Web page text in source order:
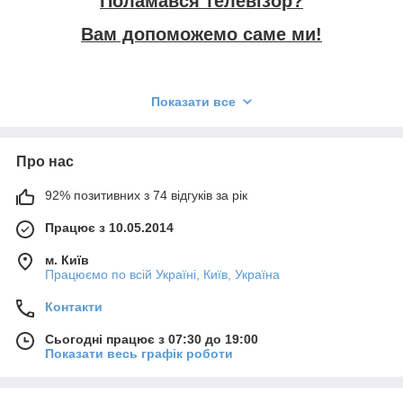
інформаційні послуги (приймання замовлень та передача їх
майстрам).
ремонтом телевізорів в Білій Церкві
Ви телефонуйте нам або надсилаєте заявку на ремонт!
Вам допоможемо саме ми!
виконаний ремонт телевізора за
Показати все
Про нас
92% позитивних з 74 відгуків за рік
Працює з 10.05.2014
м. Київ
Працюємо по всій Україні, Київ, Україна
Контакти
Сьогодні працює з 07:30 до 19:00
Показати весь графік роботи